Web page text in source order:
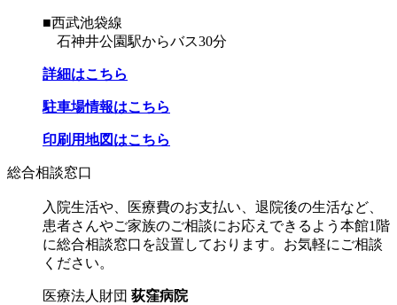
■西武池袋線
石神井公園駅からバス30分
詳細はこちら
駐車場情報はこちら
印刷用地図はこちら
総合相談窓口
入院生活や、医療費のお支払い、退院後の生活など、
患者さんやご家族のご相談にお応えできるよう本館1階
に総合相談窓口を設置しております。お気軽にご相談
ください。
医療法人財団 荻窪病院